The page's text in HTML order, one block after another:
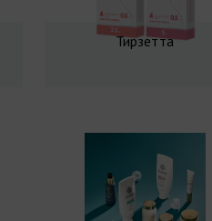
Тирзетта